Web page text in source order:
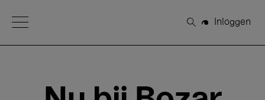
Open Menu
Zoeken
Inloggen